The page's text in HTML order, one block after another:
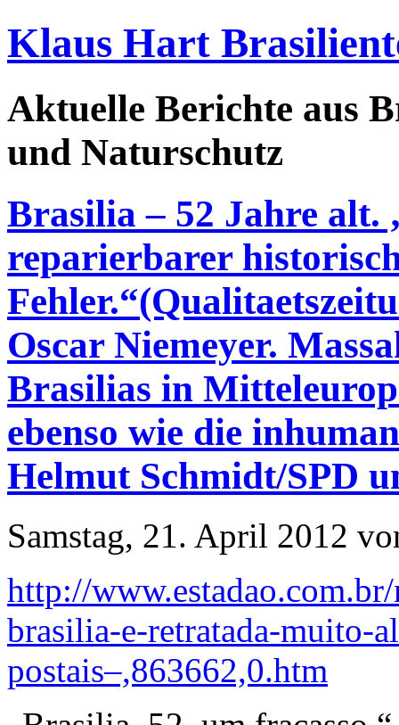
Klaus Hart
Aktuelle Berichte aus
und Naturschutz
Brasilia – 52 Jahre alt.
reparierbarer
Oscar Niemeyer.
Brasilias in
ebenso wie die
Helmut Schmidt/SPD
Samstag, 21. April 2012
http://
brasilia-e-retratada-muito-
postais–,863662,0.htm